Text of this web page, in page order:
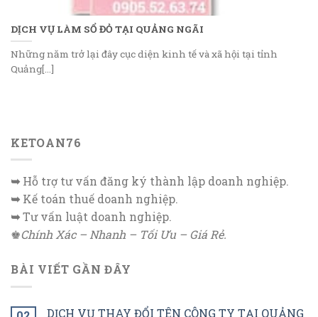
DỊCH VỤ LÀM SỔ ĐỎ TẠI QUẢNG NGÃI
Những năm trở lại đây cục diện kinh tế và xã hội tại tỉnh
Quảng[...]
KETOAN76
➥Hỗ trợ tư vấn đăng ký thành lập doanh nghiệp.
➥Kế toán thuế doanh nghiệp.
➥Tư vấn luật doanh nghiệp.
♚Chính Xác – Nhanh – Tối Ưu – Giá Rẻ.
BÀI VIẾT GẦN ĐÂY
DỊCH VỤ THAY ĐỔI TÊN CÔNG TY TẠI QUẢNG